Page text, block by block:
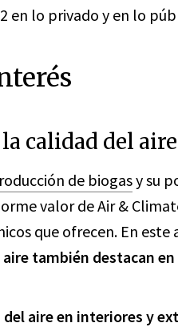
en lo privado y en lo
calidad del aire
de biogasy su
valor de Air &
que ofrecen. En este
también destacan en
aire en interiores y